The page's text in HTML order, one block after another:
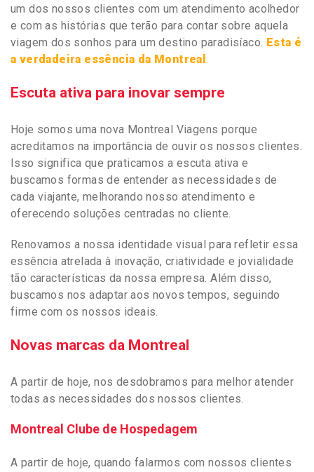
um dos nossos clientes com um atendimento acolhedor
e com as histórias que terão para contar sobre aquela
viagem dos sonhos para um destino paradisíaco. Esta é
a verdadeira essência da Montreal.
Escuta ativa para inovar sempre
Hoje somos uma nova Montreal Viagens porque
acreditamos na importância de ouvir os nossos clientes.
Isso significa que praticamos a escuta ativa e
buscamos formas de entender as necessidades de
cada viajante, melhorando nosso atendimento e
oferecendo soluções centradas no cliente.
Renovamos a nossa identidade visual para refletir essa
essência atrelada à inovação, criatividade e jovialidade
tão características da nossa empresa. Além disso,
buscamos nos adaptar aos novos tempos, seguindo
firme com os nossos ideais.
Novas marcas da Montreal
A partir de hoje, nos desdobramos para melhor atender
todas as necessidades dos nossos clientes.
Montreal Clube de Hospedagem
A partir de hoje, quando falarmos com nossos clientes